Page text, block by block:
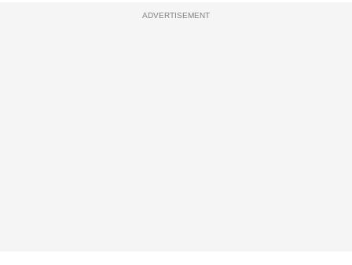
ADVERTISEMENT